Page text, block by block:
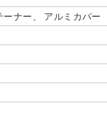
ナー、 アルミカバー